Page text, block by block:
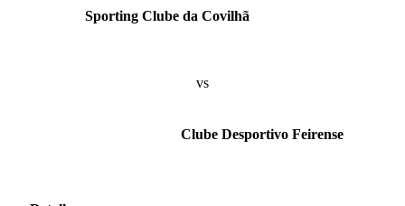
Sporting Clube da Covilhã
vs
Clube Desportivo Feirense